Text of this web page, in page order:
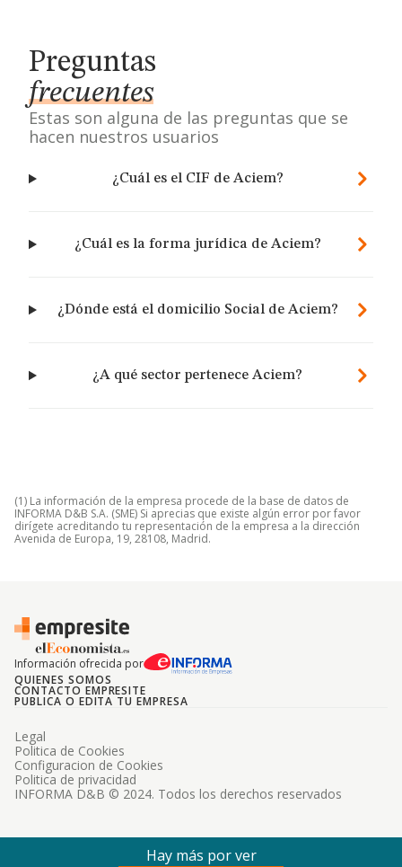
Preguntas
frecuentes
Estas son alguna de las preguntas que se
hacen nuestros usuarios
¿Cuál es el CIF de Aciem?
¿Cuál es la forma jurídica de Aciem?
¿Dónde está el domicilio Social de Aciem?
¿A qué sector pertenece Aciem?
(1) La información de la empresa procede de la base de datos de
INFORMA D&B S.A. (SME) Si aprecias que existe algún error por favor
dirígete acreditando tu representación de la empresa a la dirección
Avenida de Europa, 19, 28108, Madrid.
Información ofrecida por
QUIENES SOMOS
CONTACTO EMPRESITE
PUBLICA O EDITA TU EMPRESA
INFORMA D&B © 2024. Todos los derechos reservados
Legal
Politica de Cookies
Configuracion de Cookies
Politica de privacidad
Hay más por ver